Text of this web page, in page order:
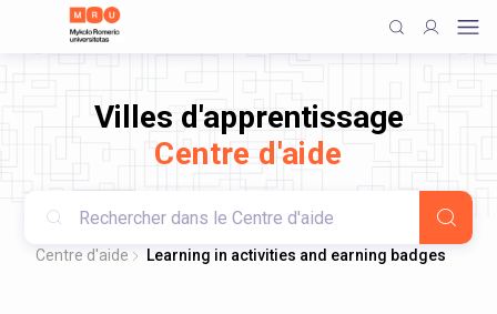
Villes d'apprentissage
Centre d'aide
Centre d'aide Learning in activities and earning badges